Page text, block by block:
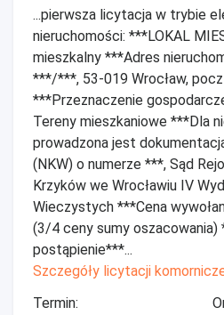
...pierwsza licytacja w trybie
nieruchomości: ***LOKAL
mieszkalny ***Adres
***/***, 53-019 Wrocław,
***Przeznaczenie
Tereny mieszkaniowe ***Dla
prowadzona jest
(NKW) o numerze ***, Sąd
Krzyków we Wrocławiu IV
Wieczystych ***Cena
(3/4 ceny sumy oszacowania)
postąpienie***...
Szczegóły licytacji
Termin: